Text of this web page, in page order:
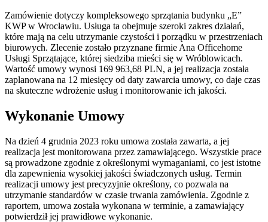
Zamówienie dotyczy kompleksowego sprzątania budynku „E”
KWP w Wrocławiu. Usługa ta obejmuje szeroki zakres działań,
które mają na celu utrzymanie czystości i porządku w przestrzeniach
biurowych. Zlecenie zostało przyznane firmie Ana Officehome
Usługi Sprzątające, której siedziba mieści się w Wróblowicach.
Wartość umowy wynosi 169 963,68 PLN, a jej realizacja została
zaplanowana na 12 miesięcy od daty zawarcia umowy, co daje czas
na skuteczne wdrożenie usług i monitorowanie ich jakości.
Wykonanie Umowy
Na dzień 4 grudnia 2023 roku umowa została zawarta, a jej
realizacja jest monitorowana przez zamawiającego. Wszystkie prace
są prowadzone zgodnie z określonymi wymaganiami, co jest istotne
dla zapewnienia wysokiej jakości świadczonych usług. Termin
realizacji umowy jest precyzyjnie określony, co pozwala na
utrzymanie standardów w czasie trwania zamówienia. Zgodnie z
raportem, umowa została wykonana w terminie, a zamawiający
potwierdził jej prawidłowe wykonanie.